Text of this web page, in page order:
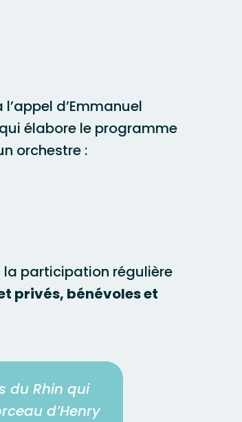
d’Emmanuel
qui élabore le programme
orchestre :
la participation régulière
privés, bénévoles et
du Rhin qui
d’Henry